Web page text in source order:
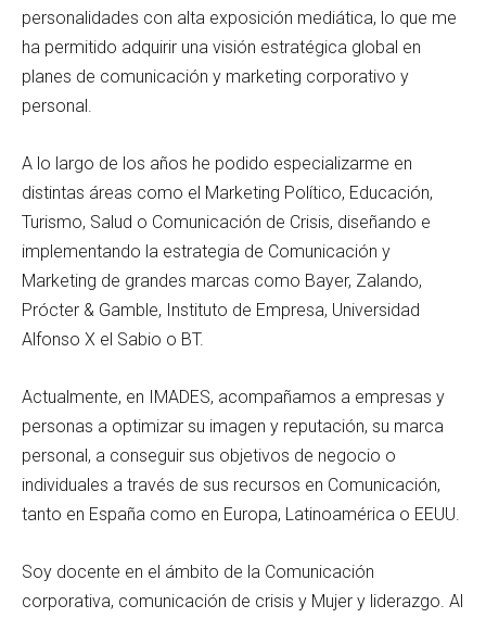
personalidades con alta exposición mediática, lo que me
ha permitido adquirir una visión estratégica global en
planes de comunicación y marketing corporativo y
personal.
A lo largo de los años he podido especializarme en
distintas áreas como el Marketing Político, Educación,
Turismo, Salud o Comunicación de Crisis, diseñando e
implementando la estrategia de Comunicación y
Marketing de grandes marcas como Bayer, Zalando,
Prócter & Gamble, Instituto de Empresa, Universidad
Alfonso X el Sabio o BT.
Actualmente, en IMADES, acompañamos a empresas y
personas a optimizar su imagen y reputación, su marca
personal, a conseguir sus objetivos de negocio o
individuales a través de sus recursos en Comunicación,
tanto en España como en Europa, Latinoamérica o EEUU.
Soy docente en el ámbito de la Comunicación
corporativa, comunicación de crisis y Mujer y liderazgo. Al